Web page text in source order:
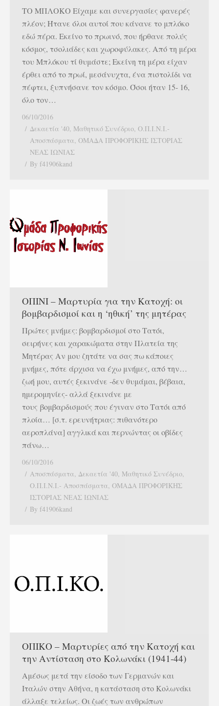
ΤΟ ΜΠΛΟΚΟ Είχαμε και συνεργασίες φανερές
πλέον; Ήτανε όλοι αυτοί που κάνανε το μπλόκο
εδώ πέρα. Εκείνο το πρωινό, που ήρθανε πολύς
κόσμος, τσολιάδες και χωροφύλακες. Από τη μέρα
του Μπλόκου τί θυμάστε; Εκείνη τη μέρα είχαν
έρθει από το πρωί, μεσάνυχτα, ένα πιστολίδι να
πέφτει, ξυπνήσανε τον κόσμο. Όσοι ήταν 15- 16,
όλο τον…
06/10/2016
Δεκαετία '40, Μαθητικό Συνέδριο, Ο.Π.Ι.Ν.Ι.-
Αποσπάσματα, ΟΜΑΔΑ ΠΡΟΦΟΡΙΚΗΣ ΙΣΤΟΡΙΑΣ
ΝΕΑΣ ΙΩΝΙΑΣ
By f41906kand
ΟΠΙΝΙ – Μαρτυρία για την Κατοχή: οι
βομβαρδισμοί και η ‘ηθική’ της μητέρας
Πρώτες μνήμες: βομβαρδισμοί στο Τατόι,
σειρήνες και χαρακώματα στην Πλατεία της
Μητέρας Αν μου ζητάτε να σας πω κάποιες
μνήμες, πότε άρχισα να έχω μνήμες, από την…
ζωή μου, αυτές ξεκινάνε -δεν θυμάμαι, βέβαια,
ημερομηνίες- αλλά ξεκινάνε με
τους βομβαρδισμούς που έγιναν στο Τατόι από
πλοία… [σ.τ. ερευνήτριας: πιθανότερο
αεροπλάνα] αγγλικά και περνώντας οι οβίδες
πάνω…
06/10/2016
Αποσπάσματα, Δεκαετία '40, Μαθητικό Συνέδριο,
Ο.Π.Ι.Ν.Ι.- Αποσπάσματα, ΟΜΑΔΑ ΠΡΟΦΟΡΙΚΗΣ
ΙΣΤΟΡΙΑΣ ΝΕΑΣ ΙΩΝΙΑΣ
By f41906kand
ΟΠΙΚΟ – Μαρτυρίες από την Κατοχή και
την Αντίσταση στο Κολωνάκι (1941-44)
Αμέσως μετά την είσοδο των Γερμανών και
Ιταλών στην Αθήνα, η κατάσταση στο Κολωνάκι
άλλαξε τελείως. Οι ζωές των ανθρώπων